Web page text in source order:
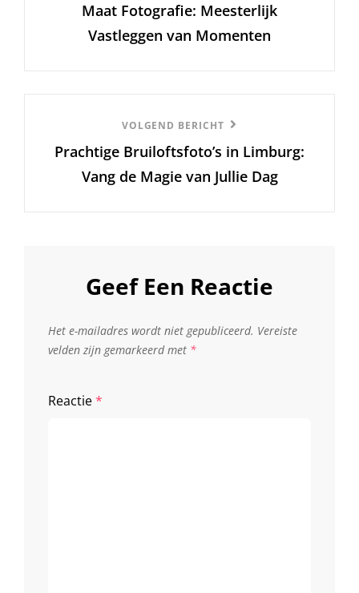
Maat Fotografie: Meesterlijk
Vastleggen van Momenten
Bericht
VOLGEND BERICHT
Prachtige Bruiloftsfoto’s in Limburg:
Vang de Magie van Jullie Dag
Geef Een Reactie
Het e-mailadres wordt niet gepubliceerd. Vereiste
velden zijn gemarkeerd met *
Reactie*